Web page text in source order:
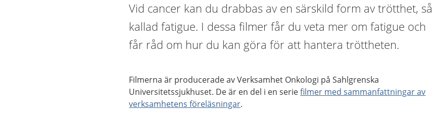
Vid cancer kan du drabbas av en särskild form av trötthet, så
kallad fatigue. I dessa filmer får du veta mer om fatigue och
får råd om hur du kan göra för att hantera tröttheten.
Filmerna är producerade av Verksamhet Onkologi på Sahlgrenska
Universitetssjukhuset. De är en del i en seriefilmer med sammanfattningar av
verksamhetens föreläsningar.